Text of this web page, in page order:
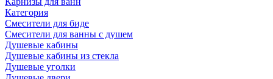
Категория
Смесители для биде
Смесители для ванны с душем
Душевые кабины
Душевые кабины из стекла
Душевые уголки